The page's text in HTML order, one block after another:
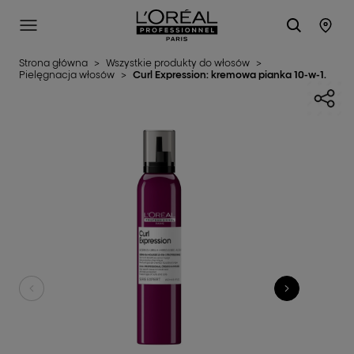
L'Oréal Professionnel Paris
SITE MENU
Strona główna > Wszystkie produkty do włosów >
Pielęgnacja włosów > Curl Expression: kremowa pianka 10-w-1.